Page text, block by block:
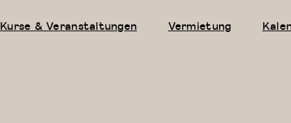
Kurse & Veranstaltungen Vermietung